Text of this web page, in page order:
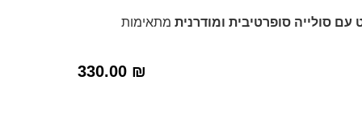
עם סולייה סופרטיבית ומודרנית מתאימות
330.00 ₪